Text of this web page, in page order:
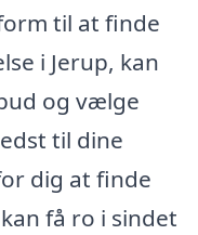
til at finde
i Jerup, kan
og vælge
til dine
dig at finde
få ro i sindet